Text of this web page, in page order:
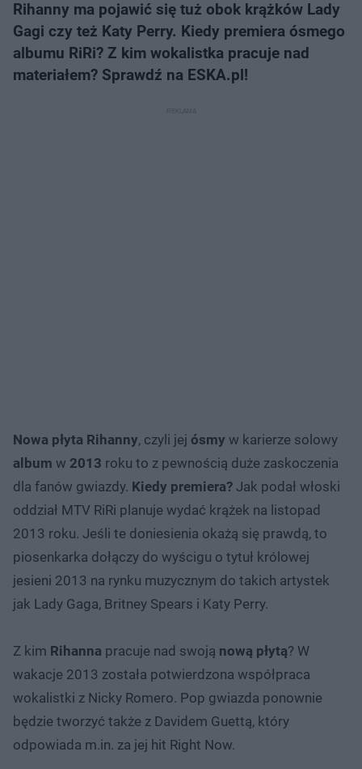
Rihanny ma pojawić się tuż obok krążków Lady
Gagi czy też Katy Perry. Kiedy premiera ósmego
albumu RiRi? Z kim wokalistka pracuje nad
materiałem? Sprawdź na ESKA.pl!
Nowa płyta Rihanny, czyli jej ósmy w karierze solowy
album w 2013 roku to z pewnością duże zaskoczenia
dla fanów gwiazdy. Kiedy premiera? Jak podał włoski
oddział MTV RiRi planuje wydać krążek na listopad
2013 roku. Jeśli te doniesienia okażą się prawdą, to
piosenkarka dołączy do wyścigu o tytuł królowej
jesieni 2013 na rynku muzycznym do takich artystek
jak Lady Gaga, Britney Spears i Katy Perry.
Z kim Rihanna pracuje nad swoją nową płytą? W
wakacje 2013 została potwierdzona współpraca
wokalistki z Nicky Romero. Pop gwiazda ponownie
będzie tworzyć także z Davidem Guettą, który
odpowiada m.in. za jej hit Right Now.